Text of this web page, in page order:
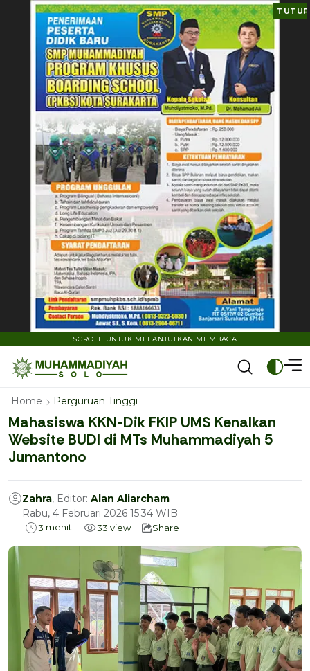
TUTUP
SCROLL UNTUK MELANJUTKAN MEMBACA
Home Perguruan Tinggi
Mahasiswa KKN-Dik FKIP UMS Kenalkan
Website BUDI di MTs Muhammadiyah 5
Jumantono
Zahra, Editor: Alan Aliarcham
Rabu, 4 Februari 2026 15:34 WIB
3 menit 33 view Share